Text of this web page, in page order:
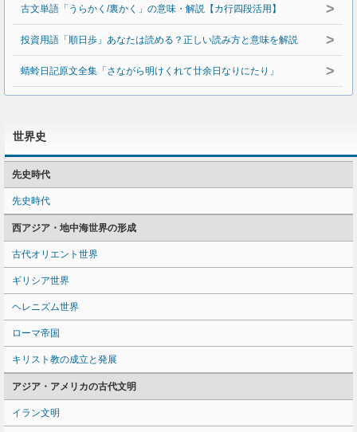
古文単語「うらかく/裏かく」の意味・解説【カ行四段活用】 >
投資用語「順日歩」あなたは読める？正しい読み方と意味を解説 >
蜻蛉日記原文全集「さながら明けくれて廿余日なりにたり」 >
世界史
先史時代
先史時代
西アジア・地中海世界の形成
古代オリエント世界
ギリシア世界
ヘレニズム世界
ローマ帝国
キリスト教の成立と発展
アジア・アメリカの古代文明
イラン文明